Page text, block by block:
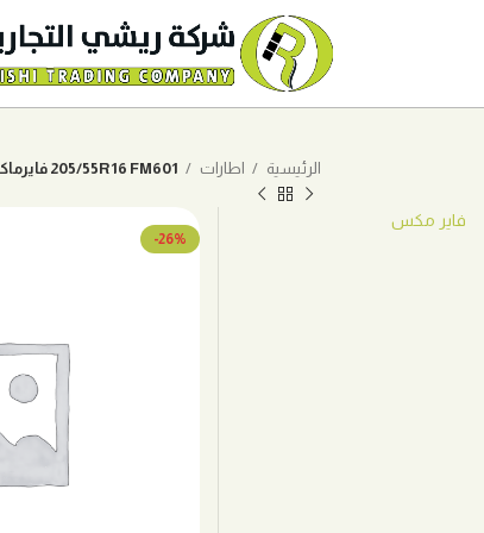
الرئيسية اطارات 205/55R16 FM601 فايرماكس
-26%
فاير مكس